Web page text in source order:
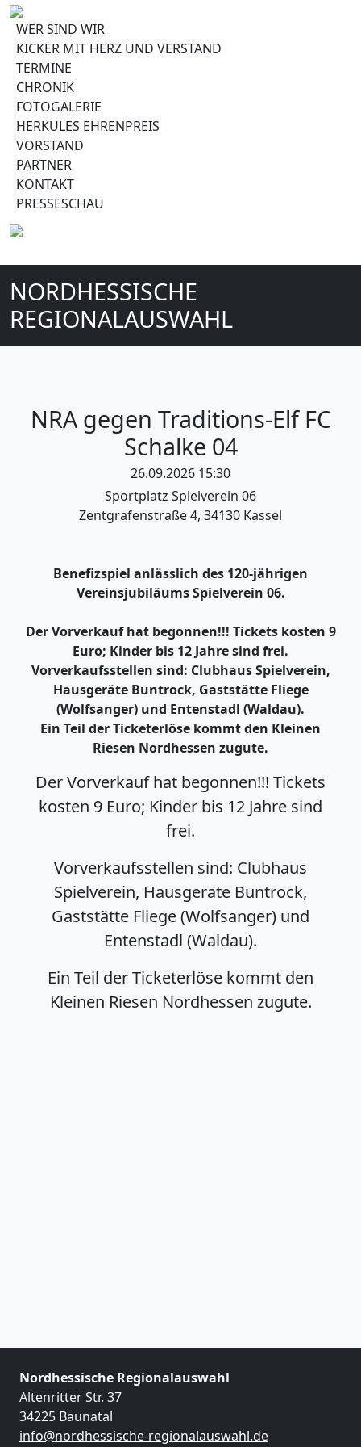
WER SIND WIR
KICKER MIT HERZ UND VERSTAND
TERMINE
CHRONIK
FOTOGALERIE
HERKULES EHRENPREIS
VORSTAND
PARTNER
KONTAKT
PRESSESCHAU
NORDHESSISCHE
REGIONALAUSWAHL
NRA gegen Traditions-Elf FC
Schalke 04
26.09.2026 15:30
Sportplatz Spielverein 06
Zentgrafenstraße 4, 34130 Kassel
Benefizspiel anlässlich des 120-jährigen
Vereinsjubiläums Spielverein 06.
Der Vorverkauf hat begonnen!!! Tickets kosten 9
Euro; Kinder bis 12 Jahre sind frei.
Vorverkaufsstellen sind: Clubhaus Spielverein,
Hausgeräte Buntrock, Gaststätte Fliege
(Wolfsanger) und Entenstadl (Waldau).
Ein Teil der Ticketerlöse kommt den Kleinen
Riesen Nordhessen zugute.
Der Vorverkauf hat begonnen!!! Tickets
kosten 9 Euro; Kinder bis 12 Jahre sind
frei.
Vorverkaufsstellen sind: Clubhaus
Spielverein, Hausgeräte Buntrock,
Gaststätte Fliege (Wolfsanger) und
Entenstadl (Waldau).
Ein Teil der Ticketerlöse kommt den
Kleinen Riesen Nordhessen zugute.
Nordhessische Regionalauswahl
Altenritter Str. 37
34225 Baunatal
info@nordhessische-regionalauswahl.de